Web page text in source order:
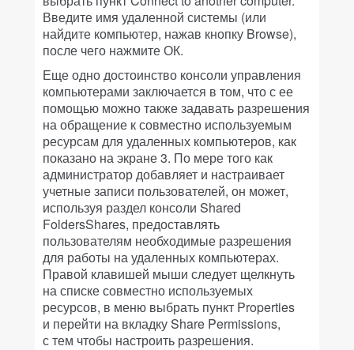
Введите имя удаленной системы (или
найдите компьютер, нажав кнопку Browse),
после чего нажмите ОК.
Еще одно достоинство консоли управления
компьютерами заключается в том, что с ее
помощью можно также задавать разрешения
на обращение к совместно используемым
ресурсам для удаленных компьютеров, как
показано на экране 3. По мере того как
администратор добавляет и настраивает
учетные записи пользователей, он может,
используя раздел консоли Shared
FoldersShares, предоставлять
пользователям необходимые разрешения
для работы на удаленных компьютерах.
Правой клавишей мыши следует щелкнуть
на списке совместно используемых
ресурсов, в меню выбрать пункт Properties
и перейти на вкладку Share Permissions,
с тем чтобы настроить разрешения.